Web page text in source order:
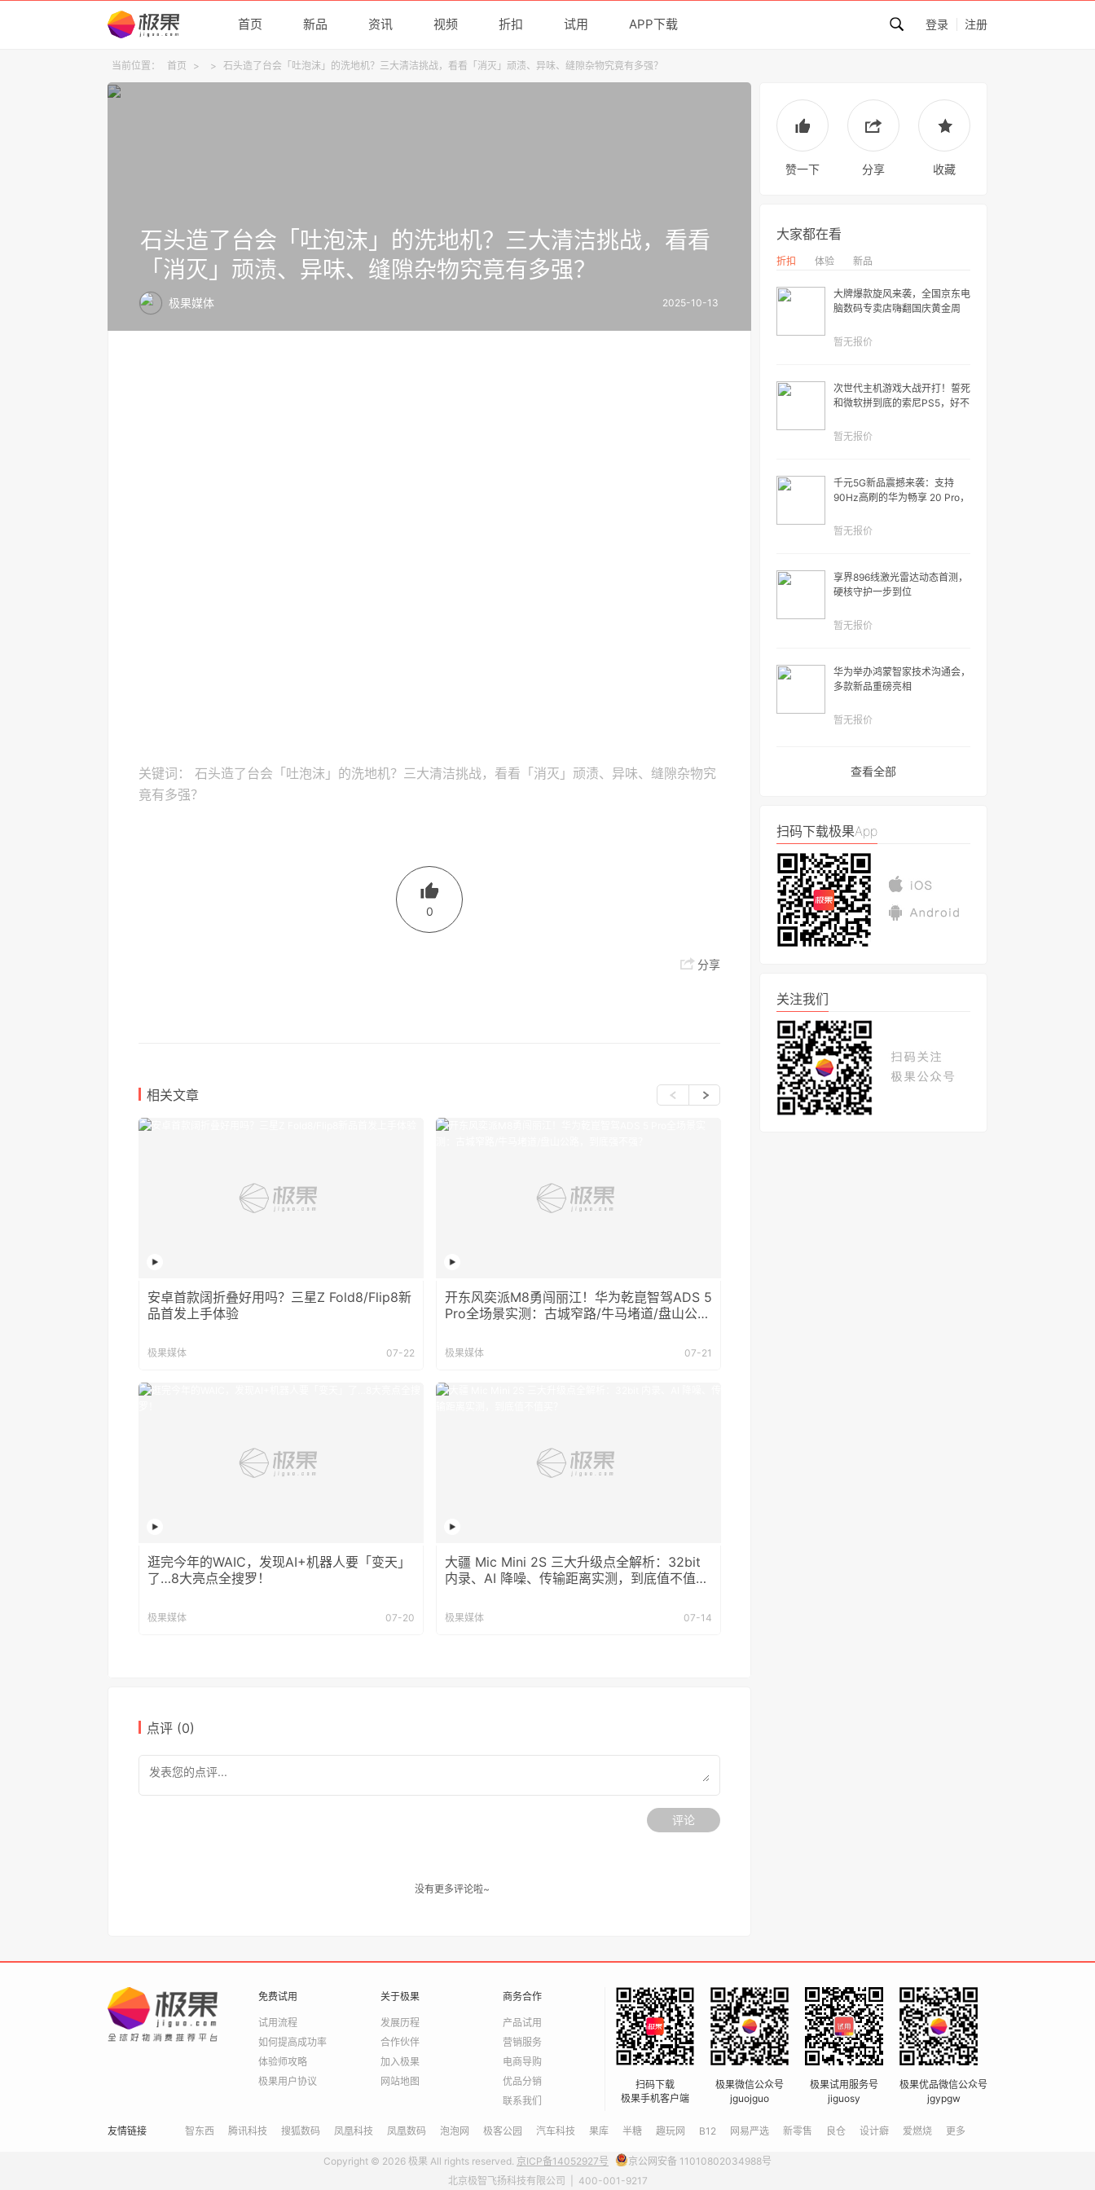
首页 新品 资讯 视频 折扣 试用 APP下载 登录 注册
当前位置： 首页 > > 石头造了台会「吐泡沫」的洗地机？三大清洁挑战，看看「消灭」顽渍、异味、缝隙杂物究竟有多强？
石头造了台会「吐泡沫」的洗地机？三大清洁挑战，看看
「消灭」顽渍、异味、缝隙杂物究竟有多强？
极果媒体 2025-10-13
关键词：
石头造了台会「吐泡沫」的洗地机？三大清洁挑战，看看「消灭」顽渍、异味、缝隙杂物究
竟有多强？
0
分享
相关文章
安卓首款阔折叠好用吗？三星Z Fold8/Flip8新
品首发上手体验
极果媒体 07-22
开东风奕派M8勇闯丽江！华为乾崑智驾ADS 5
Pro全场景实测：古城窄路/牛马堵道/盘山公
极果媒体 07-21
逛完今年的WAIC，发现AI+机器人要「变天」
了…8大亮点全搜罗！
极果媒体 07-20
大疆 Mic Mini 2S 三大升级点全解析：32bit
内录、AI 降噪、传输距离实测，到底值不值
极果媒体 07-14
点评 (0)
评论
没有更多评论啦~
赞一下 分享 收藏
大家都在看
折扣 体验 新品
大牌爆款旋风来袭，全国京东电
脑数码专卖店嗨翻国庆黄金周
暂无报价
次世代主机游戏大战开打！誓死
和微软拼到底的索尼PS5，好不
暂无报价
千元5G新品震撼来袭：支持
90Hz高刷的华为畅享 20 Pro，
暂无报价
享界896线激光雷达动态首测，
硬核守护一步到位
暂无报价
华为举办鸿蒙智家技术沟通会，
多款新品重磅亮相
暂无报价
查看全部
扫码下载极果App
关注我们
免费试用
试用流程
如何提高成功率
体验师攻略
极果用户协议
关于极果
发展历程
合作伙伴
加入极果
网站地图
商务合作
产品试用
营销服务
电商导购
优品分销
联系我们
扫码下载
极果手机客户端
极果微信公众号
jguojguo
极果试用服务号
jiguosy
极果优品微信公众号
jgypgw
友情链接 智东西 腾讯科技 搜狐数码 凤凰科技 凤凰数码 泡泡网 极客公园 汽车科技 果库 半糖 趣玩网 B12 网易严选 新零售 良仓 设计癖 爱燃烧 更多
Copyright © 2026 极果 All rights reserved. 京ICP备14052927号
京公网安备 11010802034988号
北京极智飞扬科技有限公司 | 400-001-9217